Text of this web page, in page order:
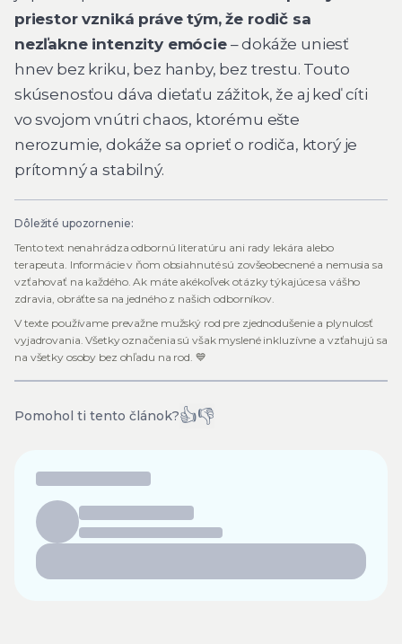
priestor vzniká práve tým, že rodič sa
nezľakne intenzity emócie– dokáže uniesť
hnev bez kriku, bez hanby, bez trestu. Touto
skúsenosťou dáva dieťaťu zážitok, že aj keď cíti
vo svojom vnútri chaos, ktorému ešte
nerozumie, dokáže sa oprieť o rodiča, ktorý je
prítomný a stabilný.
Dôležité upozornenie:
Tento text nenahrádza odbornú literatúru ani rady lekára alebo
terapeuta. Informácie v ňom obsiahnuté sú zovšeobecnené a nemusia sa
vzťahovať na každého. Ak máte akékoľvek otázky týkajúce sa vášho
zdravia, obráťte sa na jedného z našich odborníkov.
V texte používame prevažne mužský rod pre zjednodušenie a plynulosť
vyjadrovania. Všetky označenia sú však myslené inkluzívne a vzťahujú sa
na všetky osoby bez ohľadu na rod. 💙
Pomohol ti tento článok?👍👎